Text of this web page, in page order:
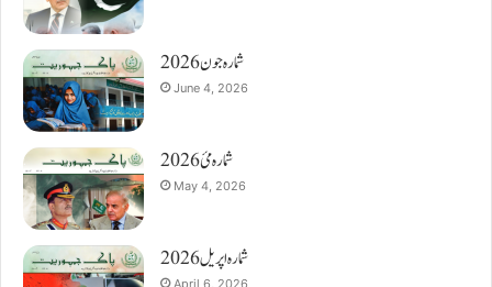
شمارہ جون 2026
June 4, 2026
شمارہ مئ 2026
May 4, 2026
شمارہ اپریل 2026
April 6, 2026